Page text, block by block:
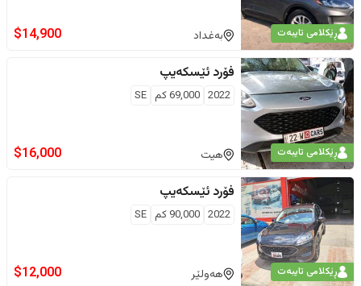
ڕێکلامی تایبەت بەغداد $14,900
ڕێکلامی تایبەت
فۆرد ئێسکەیپ
2022
69,000كم SE
هیت $16,000
ڕێکلامی تایبەت
فۆرد ئێسکەیپ
2022
90,000 كم SE
هەولێر $12,000